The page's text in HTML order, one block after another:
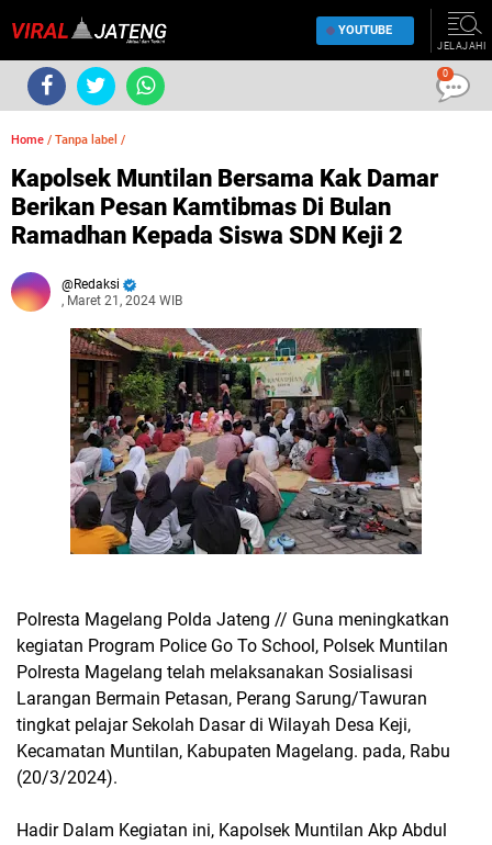
YOUTUBE
JELAJAHI
Home / Tanpa label /
Kapolsek Muntilan Bersama Kak Damar
Berikan Pesan Kamtibmas Di Bulan
Ramadhan Kepada Siswa SDN Keji 2
Redaksi
, Maret 21, 2024 WIB
Polresta Magelang Polda Jateng // Guna meningkatkan
kegiatan Program Police Go To School, Polsek Muntilan
Polresta Magelang telah melaksanakan Sosialisasi
Larangan Bermain Petasan, Perang Sarung/Tawuran
tingkat pelajar Sekolah Dasar di Wilayah Desa Keji,
Kecamatan Muntilan, Kabupaten Magelang. pada, Rabu
(20/3/2024).
Hadir Dalam Kegiatan ini, Kapolsek Muntilan Akp Abdul
0